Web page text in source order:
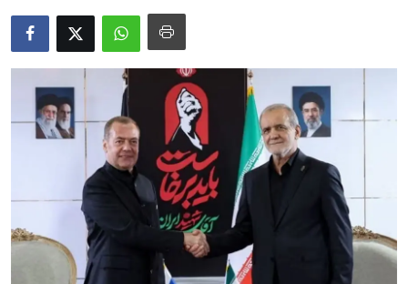
Galeri
Video
Yazarlar
İletişim
Türkçe